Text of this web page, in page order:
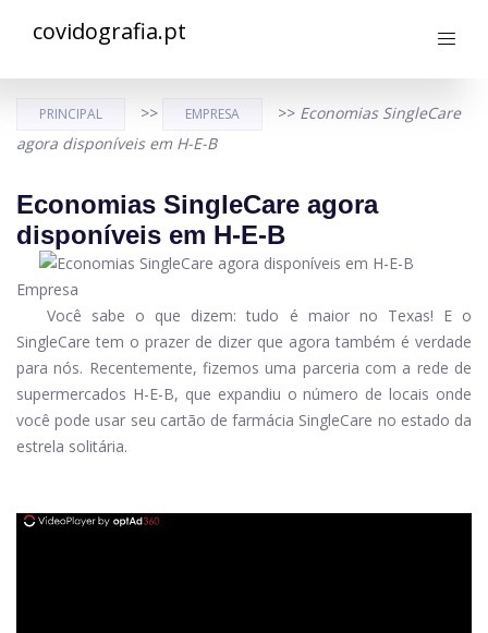
covidografia.pt
PRINCIPAL >> EMPRESA >> Economias SingleCare
agora disponíveis em H-E-B
Economias SingleCare agora
disponíveis em H-E-B
Empresa
Você sabe o que dizem: tudo é maior no Texas! E o
SingleCare tem o prazer de dizer que agora também é verdade
para nós. Recentemente, fizemos uma parceria com a rede de
supermercados H-E-B, que expandiu o número de locais onde
você pode usar seu cartão de farmácia SingleCare no estado da
estrela solitária.